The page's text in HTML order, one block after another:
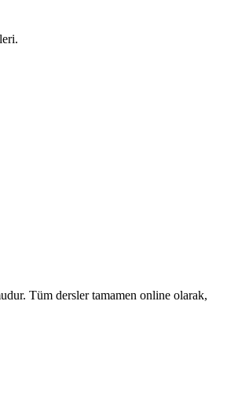
Tüm dersler tamamen online olarak,